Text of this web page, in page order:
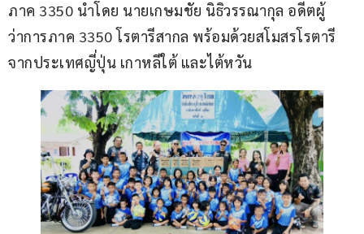
ภาค 3350 นำโดย นายเกษมชัย นิธิวรรณากุล อดีตผู้
ว่าการภาค 3350 โรตารีสากล พร้อมด้วยสโมสรโรตารี
จากประเทศญี่ปุ่น เกาหลีใต้ และไต้หวัน